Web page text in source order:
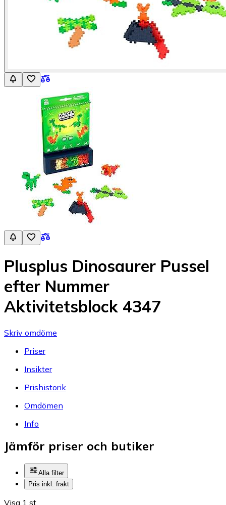
Plusplus Dinosaurer Pussel
efter Nummer
Aktivitetsblock 4347
Skriv omdöme
Priser
Insikter
Prishistorik
Omdömen
Info
Jämför priser och butiker
Alla filter
Pris inkl. frakt
Visa 1 st